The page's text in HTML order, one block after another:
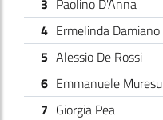
3 Paolino D'Anna
4 Ermelinda Damiano
5 Alessio De Rossi
6 Emmanuele Muresu
7 Giorgia Pea